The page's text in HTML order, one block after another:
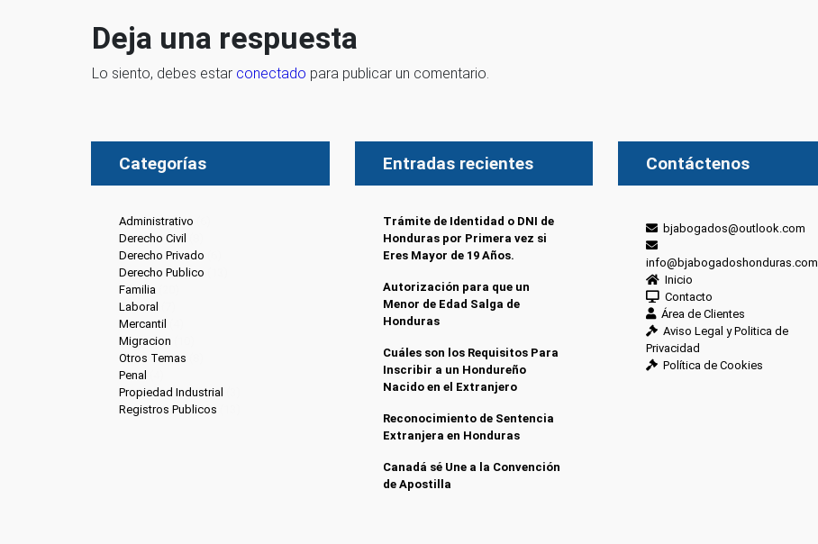
Deja una respuesta
Lo siento, debes estar conectado para publicar un comentario.
Categorías
Administrativo
Derecho Civil
Derecho Privado
Derecho Publico
Familia
Laboral
Mercantil
Migracion
Otros Temas
Penal
Propiedad Industrial
Registros Publicos
Entradas recientes
Trámite de Identidad o DNI de
Honduras por Primera vez si
Eres Mayor de 19 Años.
Autorización para que un
Menor de Edad Salga de
Honduras
Cuáles son los Requisitos Para
Inscribir a un Hondureño
Nacido en el Extranjero
Reconocimiento de Sentencia
Extranjera en Honduras
Canadá sé Une a la Convención
de Apostilla
Contáctenos
bjabogados@outlook.com
info@bjabogadoshonduras.com
Inicio
Contacto
Área de Clientes
Aviso Legal y Politica de
Privacidad
Política de Cookies